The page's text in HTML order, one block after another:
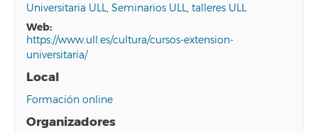
Universitaria ULL,Seminarios ULL,talleres ULL
web:
https://www.ull.es/cultura/cursos-extension-
universitaria/
Local
Formación online
Organizadores